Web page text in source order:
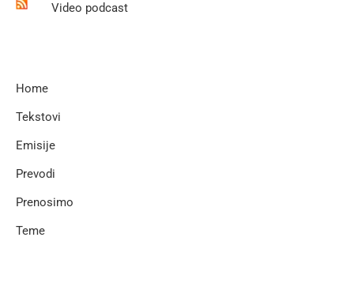
Video podcast
Home
Tekstovi
Emisije
Prevodi
Prenosimo
Teme